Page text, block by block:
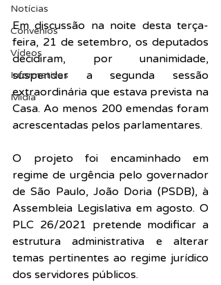
Notícias
Convênios
Vídeos
Informativos
Midia
Em discussão na noite desta terça-
feira, 21 de setembro, os deputados
decidiram, por unanimidade,
suspender a segunda sessão
extraordinária que estava prevista na
Casa. Ao menos 200 emendas foram
acrescentadas pelos parlamentares.
O projeto foi encaminhado em
regime de urgência pelo governador
de São Paulo, João Doria (PSDB), à
Assembleia Legislativa em agosto. O
PLC 26/2021 pretende modificar a
estrutura administrativa e alterar
temas pertinentes ao regime jurídico
dos servidores públicos.